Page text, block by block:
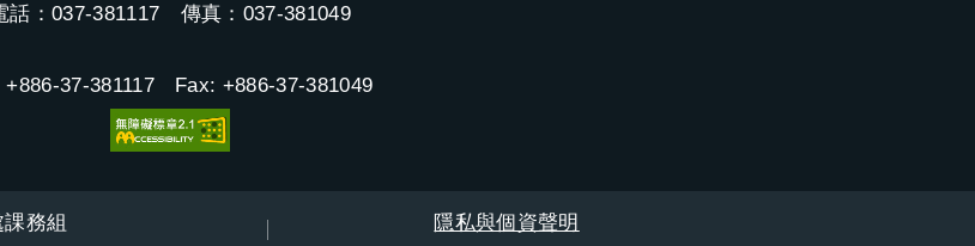
話：037-381117 傳真：037-381049
+886-37-381117 Fax: +886-37-381049
務組
隱私與個資聲明